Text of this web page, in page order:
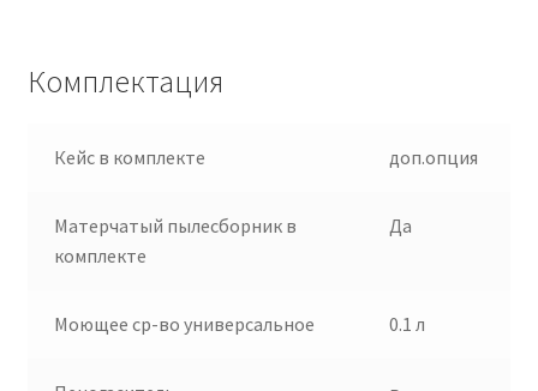
Комплектация
Кейс в комплекте доп.опция
Матерчатый пылесборник в
комплекте
Да
Моющее ср-во универсальное 0.1 л